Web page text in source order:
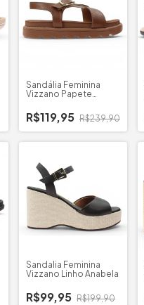
Sandália Feminina
Vizzano Papete
R$119,95 R$239,90
Sandalia Feminina
Vizzano Linho Anabela
R$99,95 R$199,90